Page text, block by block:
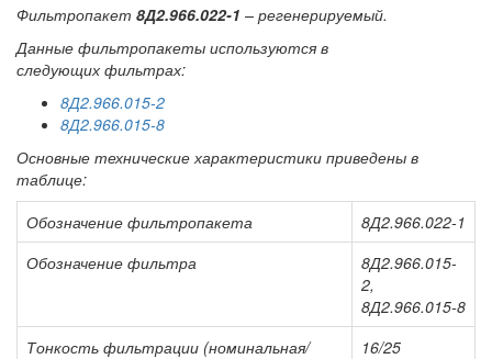
Фильтропакет 8Д2.966.022-1 – регенерируемый.
Данные фильтропакеты используются в
следующих фильтрах:
8Д2.966.015-2
8Д2.966.015-8
Основные технические характеристики приведены в
таблице:
Обозначение фильтропакета
8Д2.966.022-1
Обозначение фильтра
8Д2.966.015-
2,
8Д2.966.015-8
Тонкость фильтрации (номинальная/
16/25